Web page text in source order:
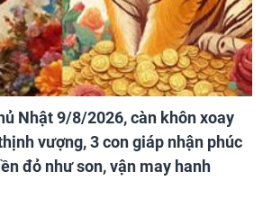
Nhật 9/8/2026, càn khôn xoay
vượng, 3 con giáp nhận phúc
đỏ như son, vận may hanh